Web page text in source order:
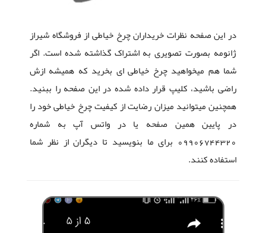
در این صفحه نظرات خریداران چرخ خیاطی از فروشگاه شیراز
ژانومه بصورت تصویری به اشتراک گذاشته شده است. اگر
شما هم میخواهید چرخ خیاطی ای بخرید که همیشه ازش
راضی باشید، کلیپ قرار داده شده در این صفحه را ببنید.
همچنین میتوانید میزان رضایت از کیفیت چرخ خیاطی خود را
در پایین همین صفحه یا در واتس آپ به شماره
09906744320 برای ما بنویسید تا دیگران از نظر شما
استفاده کنند.